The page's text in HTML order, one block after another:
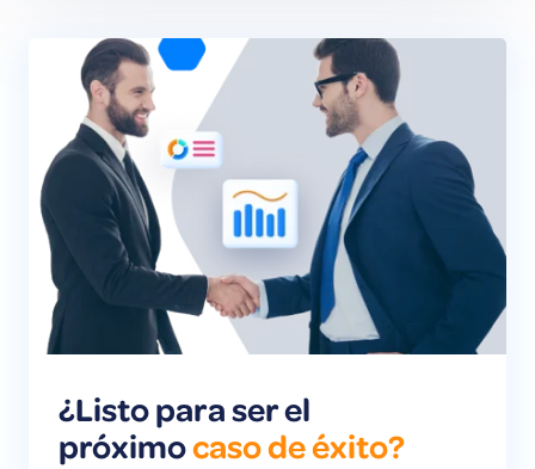
¿Listo para ser el
próximocaso de éxito?